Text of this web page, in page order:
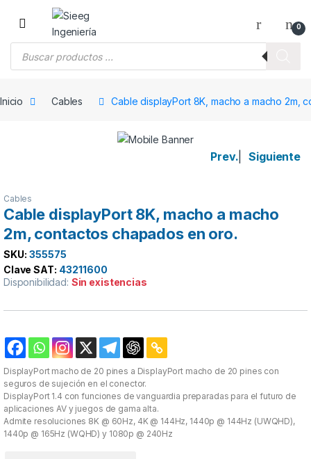
Saltar a la navegación
Saltar al contenido
0
Inicio Cables Cable displayPort 8K, macho a macho 2m,
Prev. Siguiente
Cables
Cable displayPort 8K, macho a macho
2m, contactos chapados en oro.
SKU: 355575
Clave SAT: 43211600
Disponibilidad: Sin existencias
DisplayPort macho de 20 pines a DisplayPort macho de 20 pines con
seguros de sujeción en el conector.
DisplayPort 1.4 con funciones de vanguardia preparadas para el futuro de
aplicaciones AV y juegos de gama alta.
Admite resoluciones 8K @ 60Hz, 4K @ 144Hz, 1440p @ 144Hz (UWQHD),
1440p @ 165Hz (WQHD) y 1080p @ 240Hz